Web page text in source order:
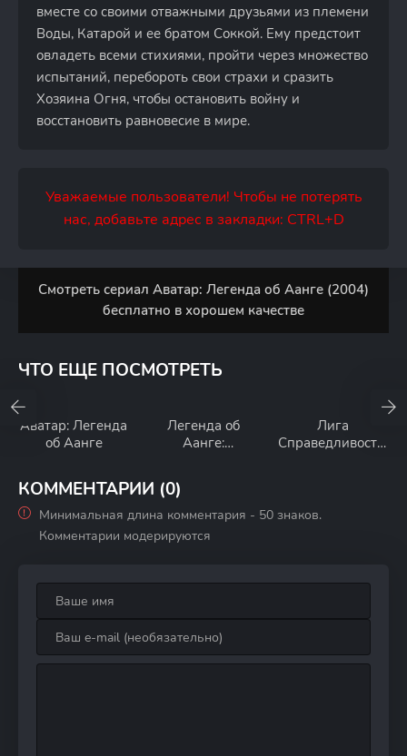
вместе со своими отважными друзьями из племени
Воды, Катарой и ее братом Соккой. Ему предстоит
овладеть всеми стихиями, пройти через множество
испытаний, перебороть свои страхи и сразить
Хозяина Огня, чтобы остановить войну и
восстановить равновесие в мире.
Уважаемые пользователи! Чтобы не потерять
нас, добавьте адрес в закладки: CTRL+D
Смотреть сериал Аватар: Легенда об Аанге (2004)
бесплатно в хорошем качестве
ЧТО ЕЩЕ ПОСМОТРЕТЬ
Аватар: Легенда
об Аанге
Легенда об
Аанге:
воздуха
Лига
Справедливости:
КОММЕНТАРИИ (0)
Минимальная длина комментария - 50 знаков.
Комментарии модерируются